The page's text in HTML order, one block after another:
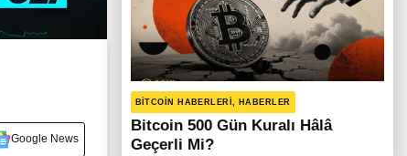
Google News
BITCOIN HABERLERI, HABERLER
Bitcoin 500 Gün Kuralı Hâlâ
Geçerli Mi?